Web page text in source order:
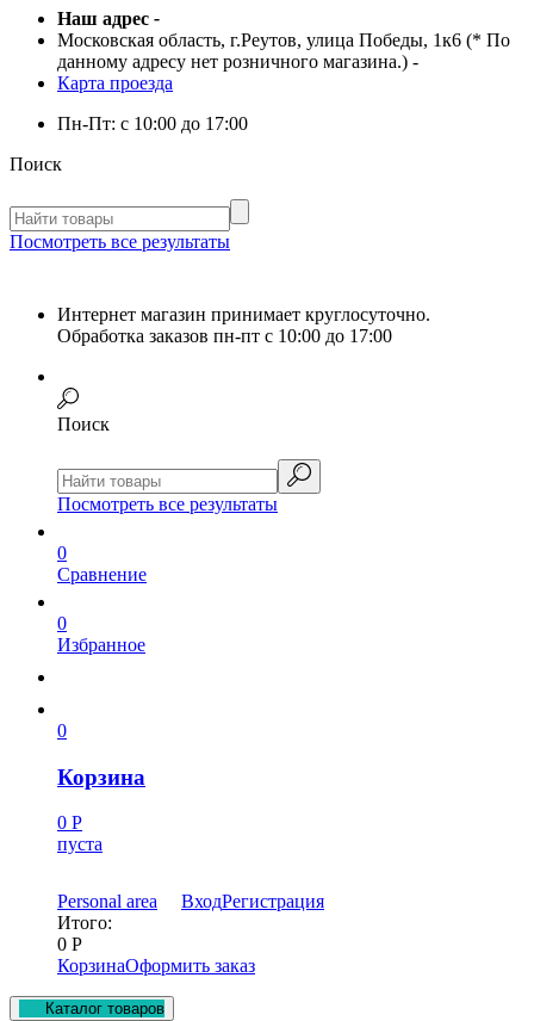
Наш адрес -
Московская область, г.Реутов, улица Победы, 1к6 (* По
данному адресу нет розничного магазина.) -
Карта проезда
Пн-Пт: с 10:00 до 17:00
Поиск
Посмотреть все результаты
Интернет магазин принимает круглосуточно.
Обработка заказов пн-пт с 10:00 до 17:00
Поиск
Посмотреть все результаты
0
Сравнение
0
Избранное
0
Корзина
0 Р
пуста
Personal area ВходРегистрация
Итого:
0 Р
КорзинаОформить заказ
Каталог товаров